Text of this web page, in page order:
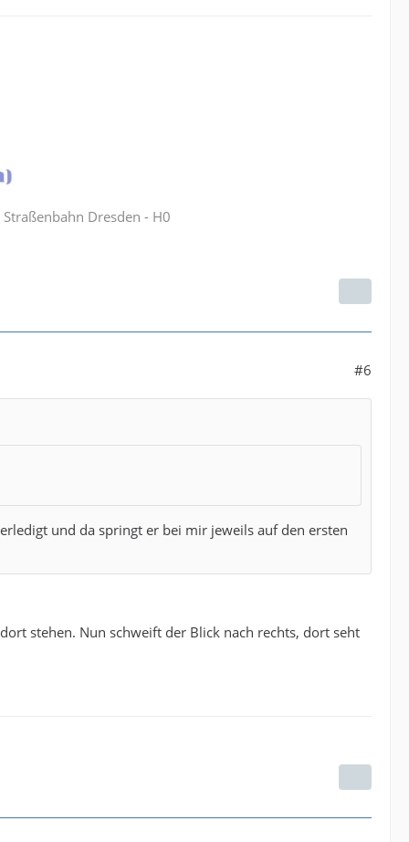
Dresden - H0
#6
und da springt er bei mir jeweils auf den ersten
stehen. Nun schweift der Blick nach rechts, dort seht